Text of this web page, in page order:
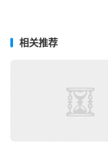
相关推荐